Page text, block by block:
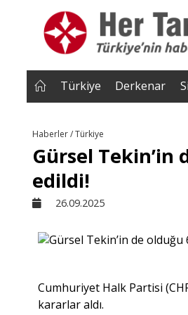
• Türkiye, Pakistan ve
Türkiye Derkenar
Haberler / Türkiye
Gürsel Tekin’in
edildi!
26.09.2025
Cumhuriyet Halk Partisi
kararlar aldı.